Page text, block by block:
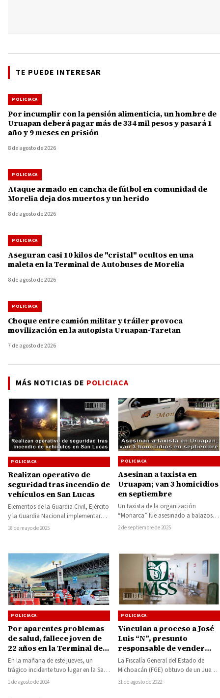
TE PUEDE INTERESAR
POLICIACA
Por incumplir con la pensión alimenticia, un hombre de
Uruapan deberá pagar más de 334 mil pesos y pasará 1
año y 9 meses en prisión
8 de agosto de 2026
POLICIACA
Ataque armado en cancha de fútbol en comunidad de
Morelia deja dos muertos y un herido
8 de agosto de 2026
POLICIACA
Aseguran casi 10 kilos de "cristal" ocultos en una
maleta en la Terminal de Autobuses de Morelia
8 de agosto de 2026
POLICIACA
Choque entre camión militar y tráiler provoca
movilización en la autopista Uruapan-Taretan
7 de agosto de 2026
MÁS NOTICIAS DE POLICIACA
POLICIACA
Realizan operativo de
seguridad tras incendio de
vehículos en San Lucas
Elementos de la Guardia Civil, Ejército
y la Guardia Nacional implementaron
un operativo de vigilancia sobre la
18 de mayo de 2025
POLICIACA
Asesinan a taxista en
Uruapan; van 3 homicidios
en septiembre
Un taxista de la organización
“Monarca” fue asesinado a balazos la
tarde de este martes en la colonia…
2 de septiembre de 2025
POLICIACA
Por aparentes problemas
de salud, fallece joven de
22 años en la Terminal de
Autobuses de Morelia
En la mañana de este jueves, un
trágico incidente tuvo lugar en la Sala
A de la Terminal…
1 de agosto de 2024
POLICIACA
Vinculan a proceso a José
Luis “N”, presunto
responsable de vender
plazas laborales en el IMSS
Michoacán
La Fiscalía General del Estado de
Michoacán (FGE) obtuvo de un Juez
de Control vinculación a proceso
31 de agosto de 2022